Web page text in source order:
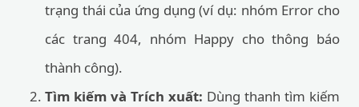
trạng thái của ứng dụng (ví dụ: nhóm Error cho
các trang 404, nhóm Happy cho thông báo
thành công).
Tìm kiếm và Trích xuất: Dùng thanh tìm kiếm